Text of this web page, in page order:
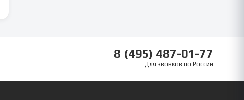
8 (495) 487-01-77
Для звонков по России